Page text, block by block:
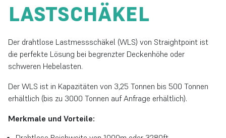
LASTSCHÄKEL
Der drahtlose Lastmessschäkel (WLS) von Straightpoint ist
die perfekte Lösung bei begrenzter Deckenhöhe oder
schweren Hebelasten.
Der WLS ist in Kapazitäten von 3,25 Tonnen bis 500 Tonnen
erhältlich (bis zu 3000 Tonnen auf Anfrage erhältlich).
Merkmale und Vorteile: